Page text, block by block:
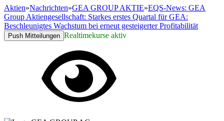
Aktien»Nachrichten»GEA GROUP AKTIE»EQS-News: GEA
Group Aktiengesellschaft: Starkes erstes Quartal für GEA:
Beschleunigtes Wachstum bei erneut gesteigerter Profitabilität
Push Mitteilungen Realtimekurse aktiv